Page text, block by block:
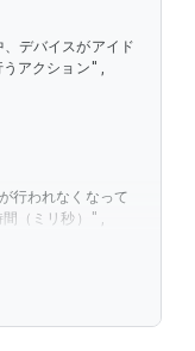
アクション",
（ミリ秒）",